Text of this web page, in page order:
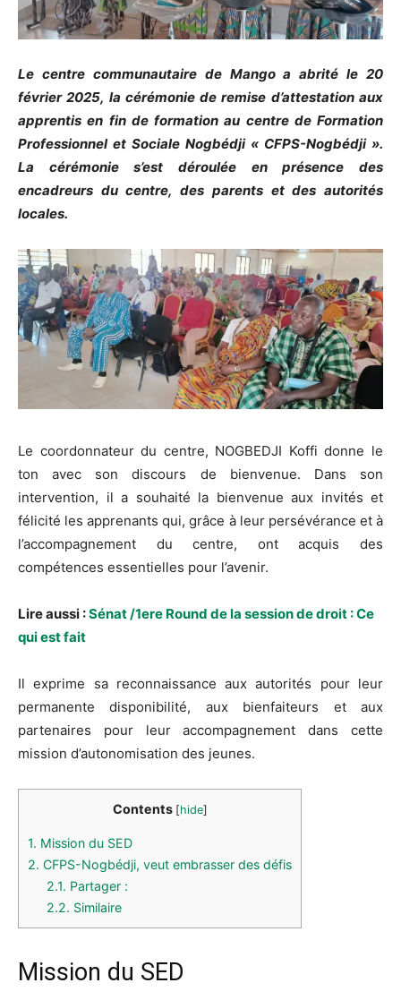
Le centre communautaire de Mango a abrité le 20
février 2025, la cérémonie de remise d’attestation aux
apprentis en fin de formation au centre de Formation
Professionnel et Sociale Nogbédji « CFPS-Nogbédji ».
La cérémonie s’est déroulée en présence des
encadreurs du centre, des parents et des autorités
locales.
Le coordonnateur du centre, NOGBEDJI Koffi donne le
ton avec son discours de bienvenue. Dans son
intervention, il a souhaité la bienvenue aux invités et
félicité les apprenants qui, grâce à leur persévérance et à
l’accompagnement du centre, ont acquis des
compétences essentielles pour l’avenir.
Lire aussi :Sénat /1ere Round de la session de droit : Ce
qui est fait
Il exprime sa reconnaissance aux autorités pour leur
permanente disponibilité, aux bienfaiteurs et aux
partenaires pour leur accompagnement dans cette
mission d’autonomisation des jeunes.
Contents [hide]
1. Mission du SED
2. CFPS-Nogbédji, veut embrasser des défis
2.1. Partager :
2.2. Similaire
Mission du SED